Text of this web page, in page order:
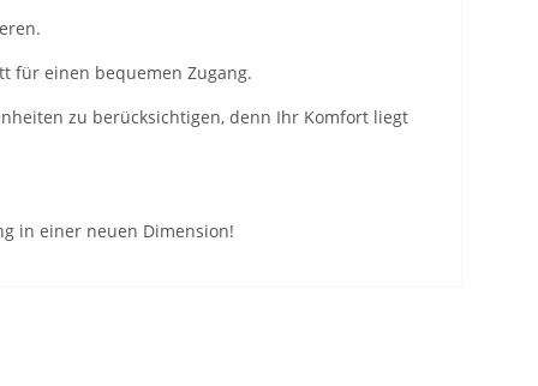
für einen bequemen Zugang.
zu berücksichtigen, denn Ihr Komfort liegt
in einer neuen Dimension!